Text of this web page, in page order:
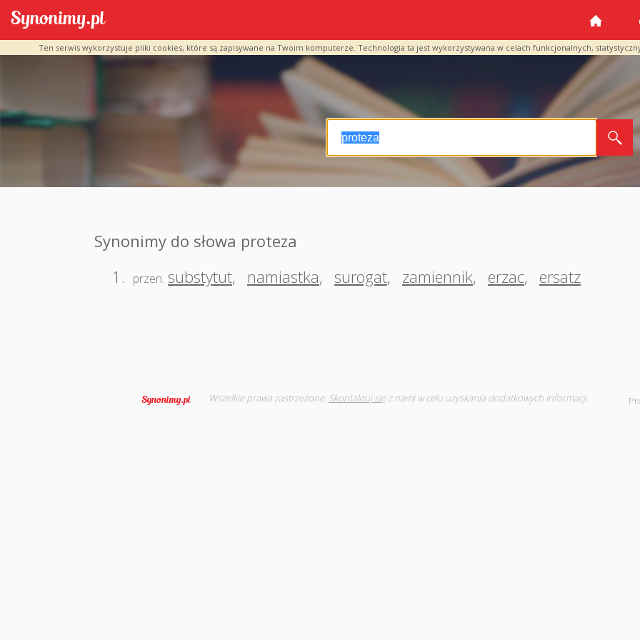
Ten serwis wykorzystuje pliki cookies, które są zapisywane na Twoim komputerze. Technologia ta jest wykorzystywana w celach funkcjonalnych,
Synonimy do słowa proteza
1.
przen. substytut, namiastka, surogat, zamiennik, erzac, ersatz
Wszelkie prawa zastrzeżone. Skontaktuj sięz nami w celu uzyskania dodatkowych informacji